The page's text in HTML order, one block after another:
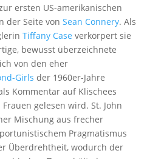
ersten US-amerikanischen
der Seite von Sean Connery. Als
Tiffany Case verkörpert sie
bewusst überzeichnete
von den eher
Girls der 1960er-Jahre
Kommentar auf Klischees
gelesen wird. St. John
Mischung aus frecher
Pragmatismus
Überdrehtheit, wodurch der